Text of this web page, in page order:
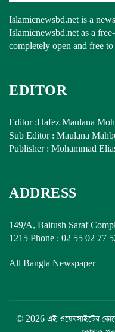
Islamicnewsbd.net is a
Islamicnewsbd.net as a
completely open and free
EDITOR
Editor :Hafez Maulana
Sub Editor : Maulana
Publisher : Mohammad
ADDRESS
149/A, Baitush Saraf
1215 Phone : 02 55 02 77
All Bangla Newspaper
© 2026 এই ওয়েবসাইটের